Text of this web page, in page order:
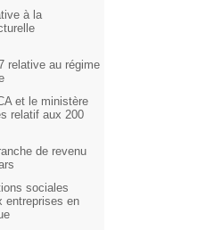
à la
relative au régime
et le ministère
relatif aux 200
de revenu
sociales
entreprises en